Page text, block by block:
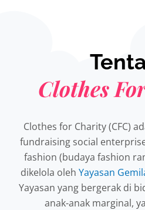
Clothes
Clothes for Charity (CFC)
fundraising social
fashion (budaya fashion
dikelola oleh Yayasan
Yayasan yang bergerak di
anak-anak marginal,